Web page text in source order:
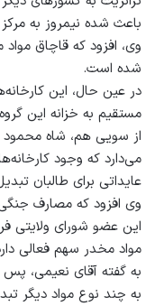
باعث شده نیمروز به
وی، افزود که قاچاق مواد
شده است.
در عین حال، این
مستقیم به خزانه این
از سویی هم، شاه محمود
می‌دارد که وجود
عایداتی برای طالبان
وی افزود که مصارف
این عضو شورای ولایتی
مواد مخدر سهم فعالی
به گفته آقای نعیمی،
به چند نوع مواد دیگر